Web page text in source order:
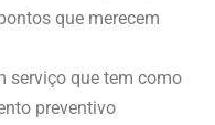
que merecem
serviço que tem como
preventivo